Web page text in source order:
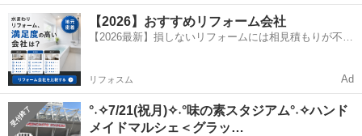
催 ☆彡グラッドマルシェ for ハンドメイド☆彡 ハンドメイド作家が制
作したオリジナルアクセサリー・小物などアート作品 お目当ての素敵
なな作...
東京 調布市 飛田給駅 その他 ハンドメイド
【2026】おすすめリフォーム会社
【2026最新】損しないリフォームには相見積もりが不可
リフォスム Ad
°˖✧7/21(祝月)✧˖°味の素スタジアム°˖✧ハンド
メイドマルシェ＜グラッ…